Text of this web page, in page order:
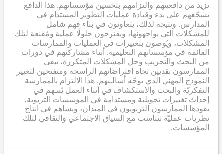
تزيد من دافعيتهم والتزامهم بتحسين مؤسساتهم. هذا الدافع
يشجّعهم على بدء وقيادة عمليات التطوير المستدام في
المدارس. ونتيجة لذلك، يتعاونون في بناء فهم شامل
للمشكلات التي يواجهونها، ويقترحون حلولًا عملية ومُقنعة لتلك
المشكلات، ويُوصون بتغييرات في العمليات والممارسات
القائمة في مؤسساتهم التعليمية. أثناء مشاركتهم في دورات
من البحث والتجريب وحل المشكلات المتكررة، يبقى
الممارسون نقديين تجاه افتراضاتهم الراسخة ومنفتحين لتغيير
النموذج المهني الذي يوجّه أساليبهم. هذا الالتزام بالممارسة
التفكريّة والبحث والاستكشاف في أثناء العمل يُسهم في
إحداث تغييرات تحويلية ومستدامة في المؤسسات التربوية،
يقودها الممارسون التربويون في الميدان، ويساهم في انتاج
نظريات عمليّة تتناسب مع السياق الاجتماعي والثقافي لتلك
المؤسسات.